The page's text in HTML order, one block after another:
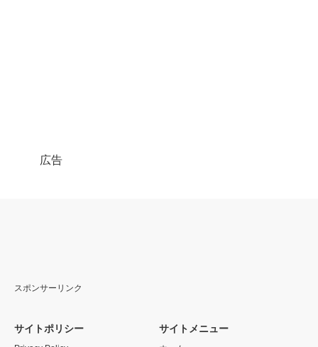
広告
スポンサーリンク
サイトポリシー サイトメニュー